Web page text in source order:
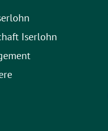
Iserlohn